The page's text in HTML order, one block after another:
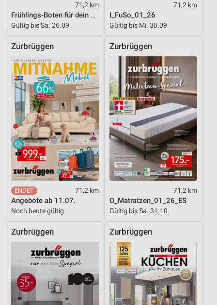
71,2 km
Frühlings-Boten für dein Zuhause
Gültig bis Sa. 26.09.
71,2 km
I_FuSo_01_26
Gültig bis Mi. 30.09.
Zurbrüggen
71,2 km
Angebote ab 11.07.
Noch heute gültig
Zurbrüggen
71,2 km
O_Matratzen_01_26_ES
Gültig bis Sa. 31.10.
Zurbrüggen Zurbrüggen